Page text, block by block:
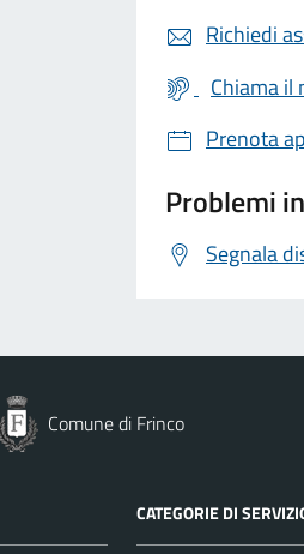
Richiedi
Chiama
Prenota
Problemi
Segnala
Comune di Frinco
CATEGORIE DI